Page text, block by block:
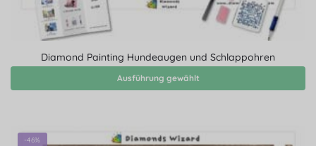
Diamond Painting Hundeaugen und Schlappohren
Ausführung gewählt
-46%